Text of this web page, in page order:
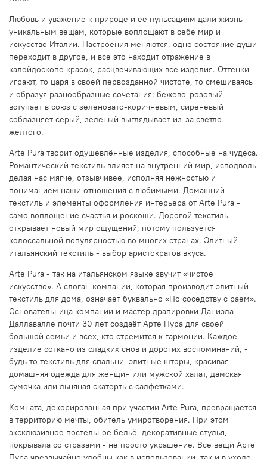
Любовь и уважение к природе и ее пульсациям дали жизнь
уникальным вещам, которые воплощают в себе мир и
искусство Италии. Настроения меняются, одно состояние души
переходит в другое, и все это находит отражение в
калейдоскопе красок, расцвечивающих все изделия. Оттенки
играют, то царя в своей первозданной чистоте, то смешиваясь
и образуя разнообразные сочетания: бежево-розовый
вступает в союз с зеленовато-коричневым, сиреневый
соблазняет серый, зеленый выглядывает из-за светло-
желтого.
Arte Pura творит одушевлённые изделия, способные на чудеса.
Романтический текстиль влияет на внутренний мир, исподволь
делая нас мягче, отзывчивее, исполняя нежностью и
пониманием наши отношения с любимыми. Домашний
текстиль и элементы оформления интерьера от Arte Pura -
само воплощение счастья и роскоши. Дорогой текстиль
открывает новый мир ощущений, потому пользуется
колоссальной популярностью во многих странах. Элитный
итальянский текстиль - выбор аристократов вкуса.
Arte Pura - так на итальянском языке звучит «чистое
искусство». А слоган компании, которая производит элитный
текстиль для дома, означает буквально «По соседству с раем».
Основательница компании и мастер драпировки Даниэла
Даллавалле почти 30 лет создаёт Арте Пура для своей
большой семьи и всех, кто стремится к гармонии. Каждое
изделие соткано из сладких снов и дорогих воспоминаний, -
будь то текстиль для спальни, элитные шторы, красивая
домашняя одежда для женщин или мужской халат, дамская
сумочка или льняная скатерть с салфетками.
Комната, декорированная при участии Arte Pura, превращается
в территорию мечты, обитель умиротворения. При этом
эксклюзивное постельное бельё, декоративные стулья,
покрывала со стразами - не просто украшение. Все вещи Арте